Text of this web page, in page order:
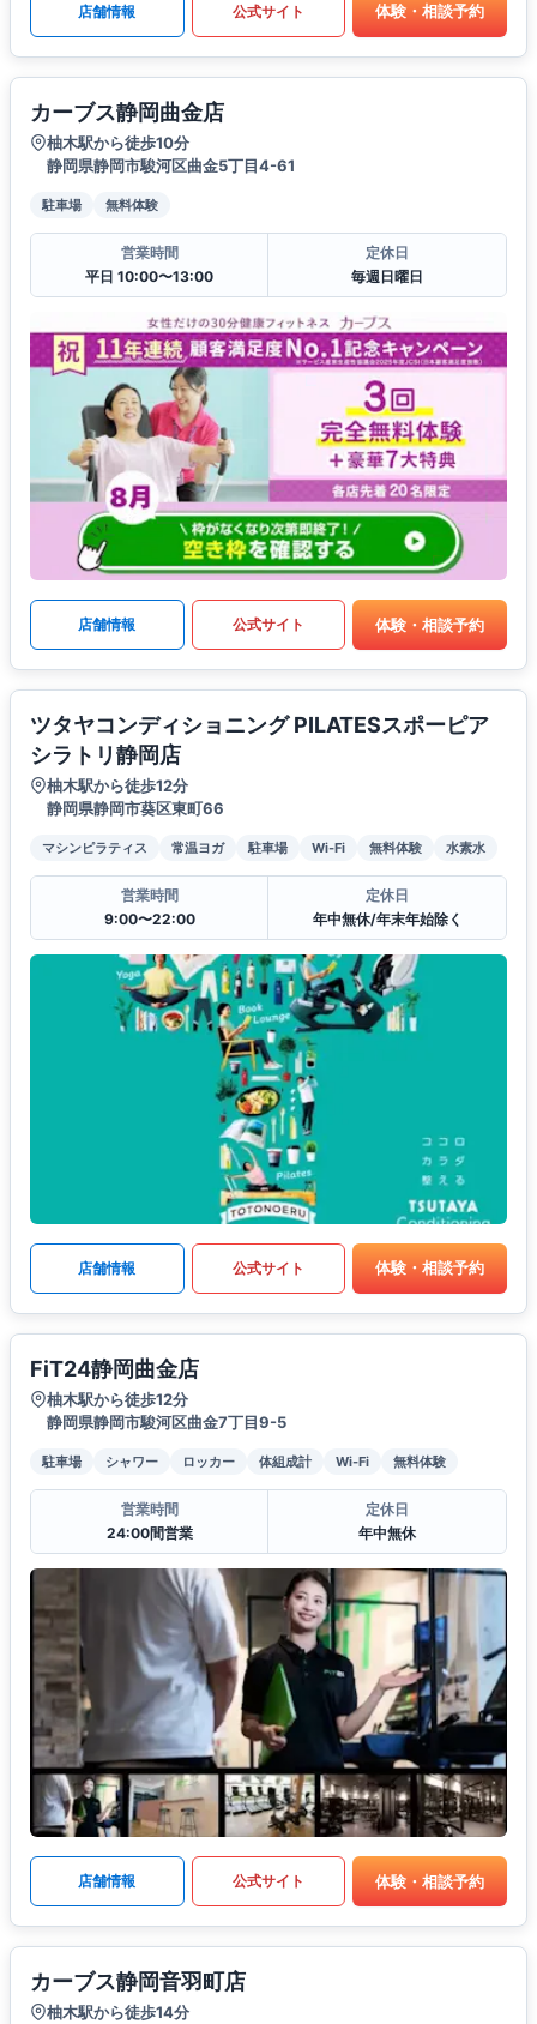
店舗情報 公式サイト 体験・相談予約
カーブス静岡曲金店
柚木駅から徒歩10分
静岡県静岡市駿河区曲金5丁目4-61
駐車場 無料体験
営業時間
平日 10:00〜13:00
定休日
毎週日曜日
店舗情報 公式サイト 体験・相談予約
ツタヤコンディショニング PILATESスポーピア
シラトリ静岡店
柚木駅から徒歩12分
静岡県静岡市葵区東町66
マシンピラティス 常温ヨガ 駐車場 Wi-Fi 無料体験 水素水
営業時間
9:00〜22:00
定休日
年中無休/年末年始除く
店舗情報 公式サイト 体験・相談予約
FiT24静岡曲金店
柚木駅から徒歩12分
静岡県静岡市駿河区曲金7丁目9-5
駐車場 シャワー ロッカー 体組成計 Wi-Fi 無料体験
営業時間
24:00間営業
定休日
年中無休
店舗情報 公式サイト 体験・相談予約
カーブス静岡音羽町店
柚木駅から徒歩14分